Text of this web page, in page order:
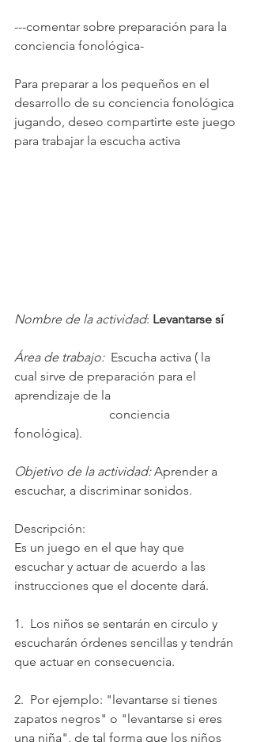
---comentar sobre preparación para la
conciencia fonológica-
Para preparar a los pequeños en el
desarrollo de su conciencia fonológica
jugando, deseo compartirte este juego
para trabajar la escucha activa
Nombre de la actividad: Levantarse sí
Área de trabajo: Escucha activa ( la
cual sirve de preparación para el
aprendizaje de la
fonológica).
Objetivo de la actividad: Aprender a
escuchar, a discriminar sonidos.
Descripción:
Es un juego en el que hay que
escuchar y actuar de acuerdo a las
instrucciones que el docente dará.
1.  Los niños se sentarán en circulo y
escucharán órdenes sencillas y tendrán
que actuar en consecuencia.
2.  Por ejemplo: "levantarse si tienes
zapatos negros" o "levantarse si eres
una niña", de tal forma que los niños